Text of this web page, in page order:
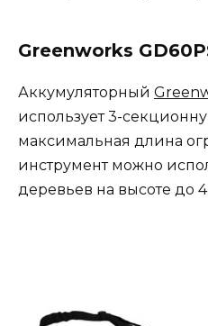
Greenworks
Аккумуляторный
использует 3-
максимальная длина
инструмент можно
деревьев на высоте до